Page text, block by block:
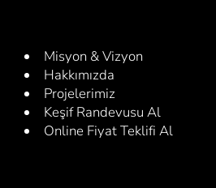
Misyon & Vizyon
Hakkımızda
Projelerimiz
Keşif Randevusu Al
Online Fiyat Teklifi Al